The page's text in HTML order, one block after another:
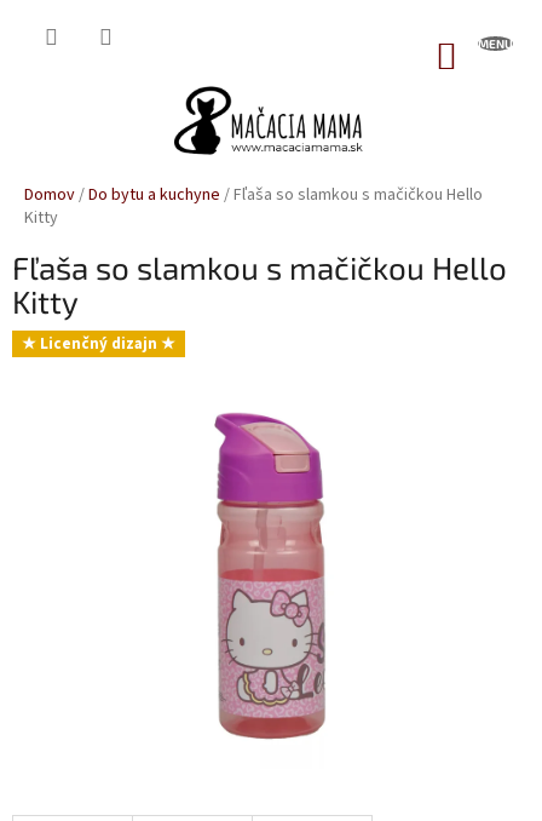
Domov/Do bytu a kuchyne /Fľaša so slamkou s mačičkou Hello
Kitty
Fľaša so slamkou s mačičkou Hello
Kitty
★ Licenčný dizajn ★